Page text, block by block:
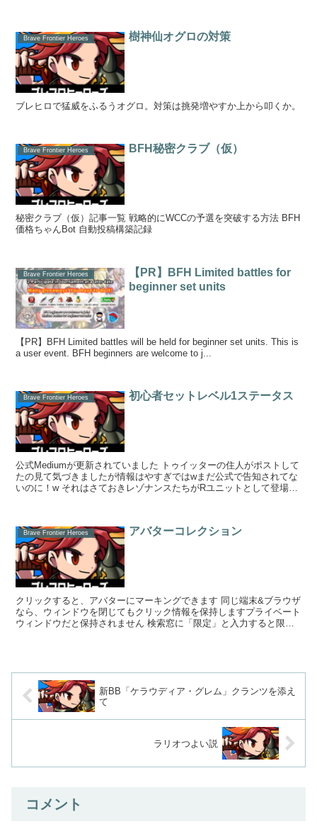
Brave Frontier Heroes 樹神仙オグロの対策
ブレヒロで猛威をふるうオグロ。対策は挑発増やすか上から叩くか。
Brave Frontier Heroes BFH秘密クラブ（仮）
秘密クラブ（仮）記事一覧 戦略的にWCCの予選を突破する方法 BFH
価格ちゃんBot 自動投稿構築記録
Brave Frontier Heroes
【PR】BFH Limited battles for
beginner set units
【PR】BFH Limited battles will be held for beginner set units. This is
a user event. BFH beginners are welcome to j...
Brave Frontier Heroes 初心者セットレベル1ステータス
公式Mediumが更新されていました トゥイッターの住人がポストして
たの見て気づきましたが情報はやすぎではwまだ公式で告知されてな
いのに！w それはさておきレゾナンスたちがRユニットとして登場す
Brave Frontier Heroes アバターコレクション
クリックすると、アバターにマーキングできます 同じ端末&ブラウザ
なら、ウィンドウを閉じてもクリック情報を保持しますプライベート
ウィンドウだと保持されません 検索窓に「限定」と入力すると限定
新BB「ケラウディア・グレム」クランツを添え
て
ラリオつよい説
コメント